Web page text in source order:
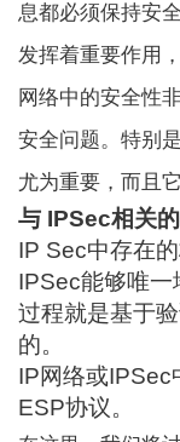
息都必须保持安
发挥着重要作用
网络中的安全性
安全问题。特别
尤为重要，而且
与 IPSec相关的
IP Sec中存在
IPSec能够唯一
过程就是基于
的。
IP网络或IPSec
ESP协议。